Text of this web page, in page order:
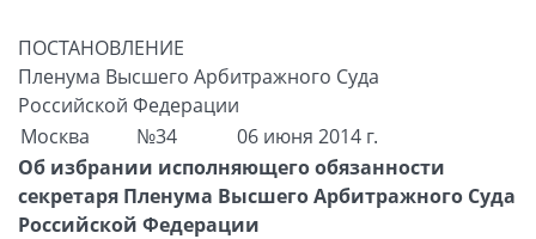
ПОСТАНОВЛЕНИЕ
Пленума Высшего Арбитражного Суда
Российской Федерации
Москва
№34
06 июня 2014 г.
Об избрании исполняющего обязанности
секретаря Пленума Высшего Арбитражного Суда
Российской Федерации